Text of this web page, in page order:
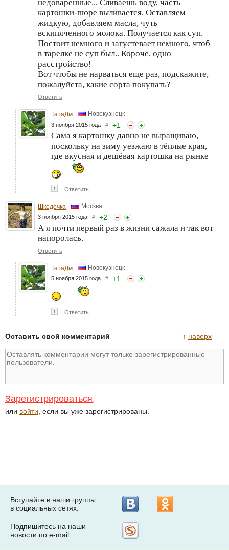
недоваренные... Сливаешь воду, часть
картошки-пюре выливается. Оставляем
жидкую, добавляем масла, чуть
вскипяченного молока. Получается как суп.
Постоит немного и загустевает немного, чтоб
в тарелке не суп был.. Короче, одно
расстройство!
Вот чтобы не нарваться еще раз, подскажите,
пожалуйста, какие сорта покупать?
Ответить
ТатаДм Новокузнецк
3 ноября 2015 года # +1
Сама я картошку давно не выращиваю,
поскольку на зиму уезжаю в тёплые края,
где вкусная и дешёвая картошка на рынке
↑ Ответить
Шкодочка Москва
3 ноября 2015 года # +2
А я почти первый раз в жизни сажала и так вот
напоролась.
Ответить
ТатаДм Новокузнецк
5 ноября 2015 года # +1
↑ Ответить
↑ наверх
Оставить свой комментарий
Зарегистрироваться,
или войти, если вы уже зарегистрированы.
Вступайте в наши группы
в социальных сетях:
Подпишитесь на наши
новости по e-mail: